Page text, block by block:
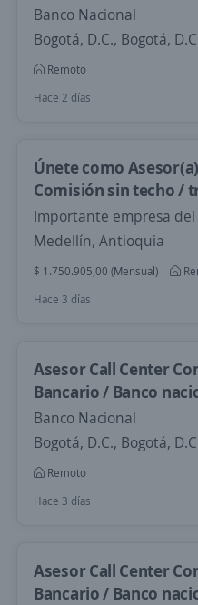
Banco Nacional
Bogotá, D.C., Bogotá,
Remoto
Hace 2 días
Únete como
Comisión sin techo /
Importante empresa del
Medellín, Antioquia
$ 1.750.905,00 (Mensual)
Hace 3 días
Asesor Call Center
Bancario / Banco
Banco Nacional
Bogotá, D.C., Bogotá,
Remoto
Hace 3 días
Asesor Call Center
Bancario / Banco